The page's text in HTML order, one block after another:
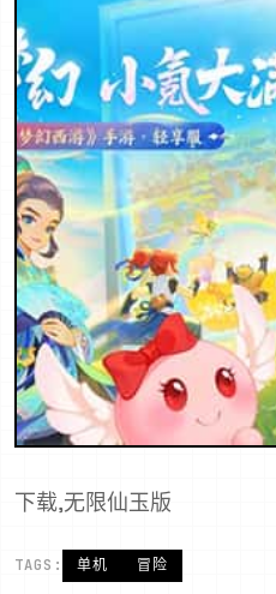
下载,无限仙玉版
TAGS: 单机 冒险